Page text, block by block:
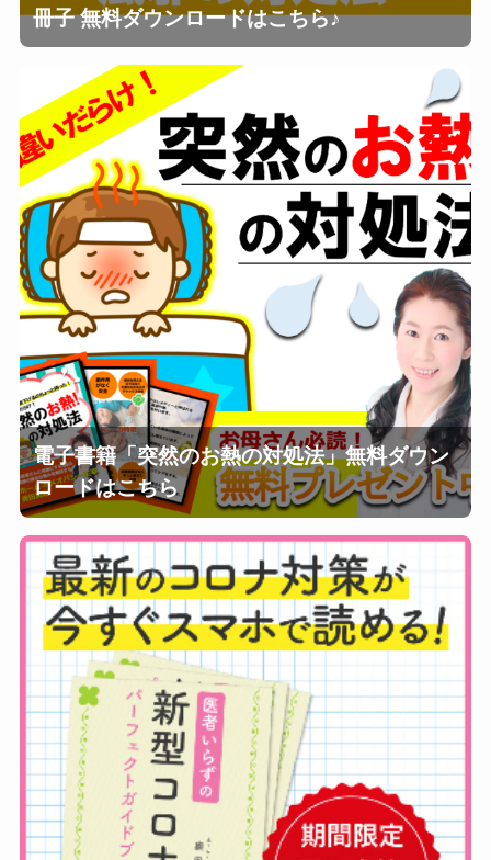
冊子 無料ダウンロードはこちら♪
電子書籍「突然のお熱の対処法」無料ダウン
ロードはこちら